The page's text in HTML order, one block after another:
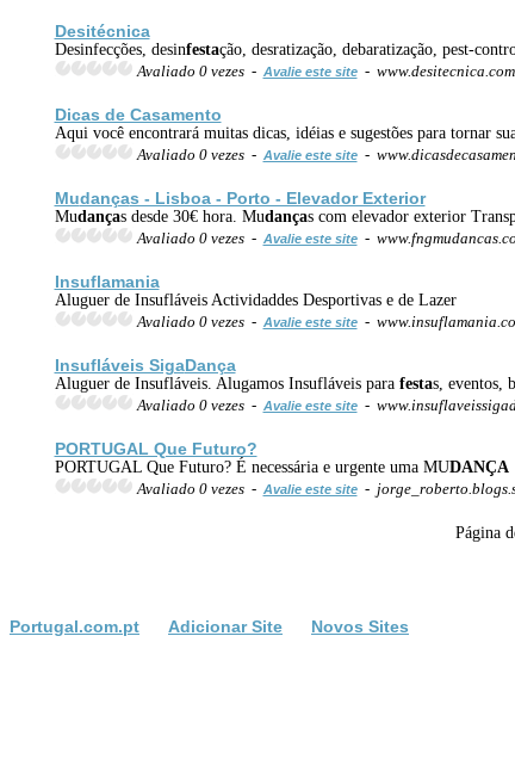
Desitécnica
Desinfecções, desinfestação, desratização, debaratização, pest-
Avaliado 0 vezes - Avalie este site-
Dicas de Casamento
Aqui você encontrará muitas dicas, idéias e sugestões para tornar
Avaliado 0 vezes - Avalie este site-
Mudanças - Lisboa - Porto - Elevador Exterior
Mudanças desde 30€ hora. Mudanças com elevador exterior
Avaliado 0 vezes - Avalie este site-
Insuflamania
Aluguer de Insufláveis Actividaddes Desportivas e de Lazer
Avaliado 0 vezes - Avalie este site-
Insufláveis SigaDança
Aluguer de Insufláveis. Alugamos Insufláveis para festas, eventos,
Avaliado 0 vezes - Avalie este site-
PORTUGAL Que Futuro?
PORTUGAL Que Futuro? É necessária e urgente uma MUDANÇA
Avaliado 0 vezes - Avalie este site-
Página
Portugal.com.pt Adicionar Site Novos Sites